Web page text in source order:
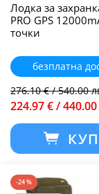
Лодка за
PRO GPS
точки
безплатна
276.10 € / 540.00
224.97 € /
-24 %